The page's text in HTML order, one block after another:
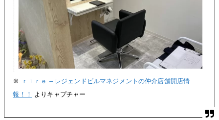
※
ｒｉｒｅ – レジェンドビルマネジメントの仲介店舗開店情
報！！
よりキャプチャー